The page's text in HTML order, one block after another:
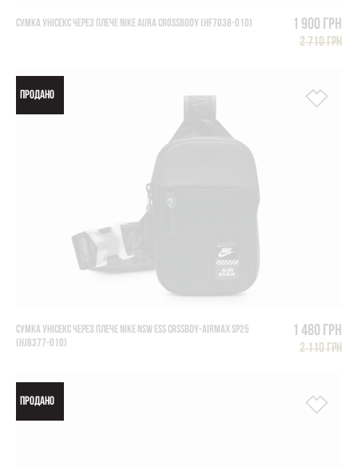
СУМКА УНІСЕКС ЧЕРЕЗ ПЛЕЧЕ NIKE AURA CROSSBODY (HF7038-010) 1 900 грн
2 710 грн
ПРОДАНО
СУМКА УНІСЕКС ЧЕРЕЗ ПЛЕЧЕ NIKE NSW ESS CRSSBDY-AIRMAX SP25
(HJ8377-010)
1 480 грн
2 110 грн
ПРОДАНО